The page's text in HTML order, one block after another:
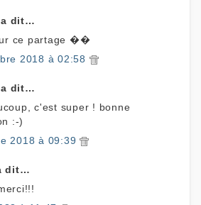
a dit…
ce partage ��
2018 à 02:58
a dit…
c'est super ! bonne
:-)
2018 à 09:39
dit…